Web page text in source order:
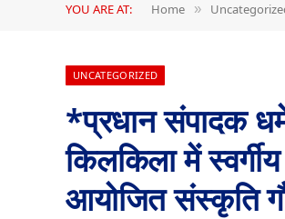
YOU ARE AT: Home »
UNCATEGORIZED
*प्रधान संपादक
किलकिला में
आयोजित संस्कृति